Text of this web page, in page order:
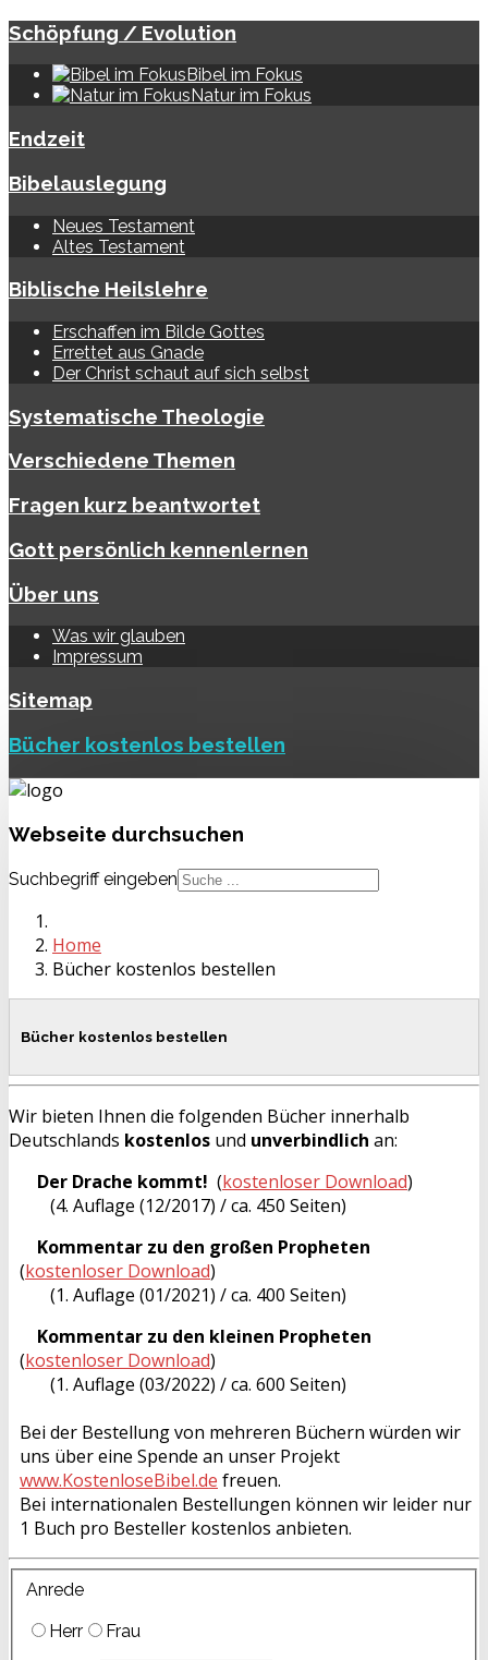
Schöpfung / Evolution
Bibel im Fokus
Natur im Fokus
Endzeit
Bibelauslegung
Neues Testament
Altes Testament
Biblische Heilslehre
Erschaffen im Bilde Gottes
Errettet aus Gnade
Der Christ schaut auf sich selbst
Systematische Theologie
Verschiedene Themen
Fragen kurz beantwortet
Gott persönlich kennenlernen
Über uns
Was wir glauben
Impressum
Sitemap
Bücher kostenlos bestellen
Webseite durchsuchen
Suchbegriff eingeben
Home
Bücher kostenlos bestellen
Bücher kostenlos bestellen
Wir bieten Ihnen die folgenden Bücher innerhalb
Deutschlands kostenlos und unverbindlich an:
Der Drache kommt! (kostenloser Download)
(4. Auflage (12/2017) / ca. 450 Seiten)
Kommentar zu den großen Propheten
(kostenloser Download)
(1. Auflage (01/2021) / ca. 400 Seiten)
Kommentar zu den kleinen Propheten
(kostenloser Download)
(1. Auflage (03/2022) / ca. 600 Seiten)
Bei der Bestellung von mehreren Büchern würden wir
uns über eine Spende an unser Projekt
www.KostenloseBibel.de freuen.
Bei internationalen Bestellungen können wir leider nur
1 Buch pro Besteller kostenlos anbieten.
Anrede
Herr
Frau